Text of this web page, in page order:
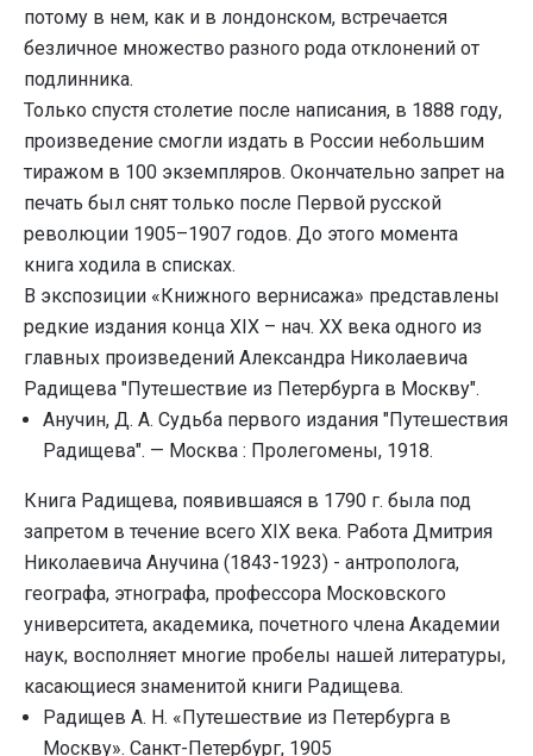
потому в нем, как и в лондонском, встречается
безличное множество разного рода отклонений от
подлинника.
Только спустя столетие после написания, в 1888 году,
произведение смогли издать в России небольшим
тиражом в 100 экземпляров. Окончательно запрет на
печать был снят только после Первой русской
революции 1905–1907 годов. До этого момента
книга ходила в списках.
В экспозиции «Книжного вернисажа» представлены
редкие издания конца XIX – нач. XX века одного из
главных произведений Александра Николаевича
Радищева "Путешествие из Петербурга в Москву".
Анучин, Д. А. Судьба первого издания "Путешествия
Радищева". — Москва : Пролегомены, 1918.
Книга Радищева, появившаяся в 1790 г. была под
запретом в течение всего XIX века. Работа Дмитрия
Николаевича Анучина (1843-1923) - антрополога,
географа, этнографа, профессора Московского
университета, академика, почетного члена Академии
наук, восполняет многие пробелы нашей литературы,
касающиеся знаменитой книги Радищева.
Радищев А. Н. «Путешествие из Петербурга в
Москву». Санкт-Петербург, 1905